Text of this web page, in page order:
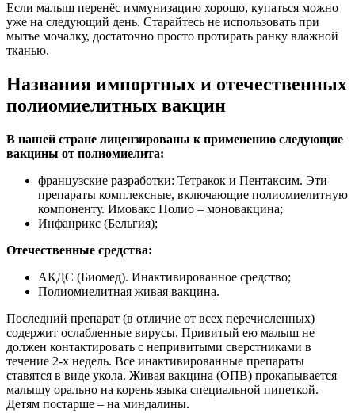
Если малыш перенёс иммунизацию хорошо, купаться можно
уже на следующий день. Старайтесь не использовать при
мытье мочалку, достаточно просто протирать ранку влажной
тканью.
Названия импортных и отечественных
полиомиелитных вакцин
В нашей стране лицензированы к применению следующие
вакцины от полиомиелита:
французские разработки: Тетракок и Пентаксим. Эти
препараты комплексные, включающие полиомиелитную
компоненту. Имовакс Полио – моновакцина;
Инфанрикс (Бельгия);
Отечественные средства:
АКДС (Биомед). Инактивированное средство;
Полиомиелитная живая вакцина.
Последний препарат (в отличие от всех перечисленных)
содержит ослабленные вирусы. Привитый ею малыш не
должен контактировать с непривитыми сверстниками в
течение 2-х недель. Все инактивированные препараты
ставятся в виде укола. Живая вакцина (ОПВ) прокапывается
малышу орально на корень языка специальной пипеткой.
Детям постарше – на миндалины.